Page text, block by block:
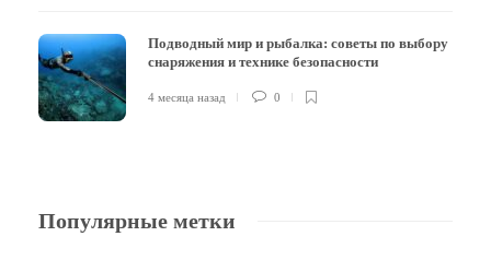
Подводный мир и рыбалка: советы по выбору
снаряжения и технике безопасности
4 месяца назад 0
Популярные метки